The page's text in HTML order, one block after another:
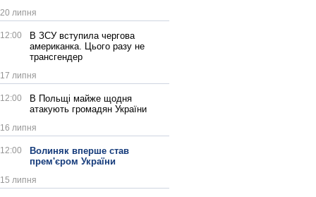
20 липня
12:00
В ЗСУ вступила чергова
американка. Цього разу не
трансгендер
17 липня
12:00
В Польщі майже щодня
атакують громадян України
16 липня
12:00
Волиняк вперше став
прем'єром України
15 липня